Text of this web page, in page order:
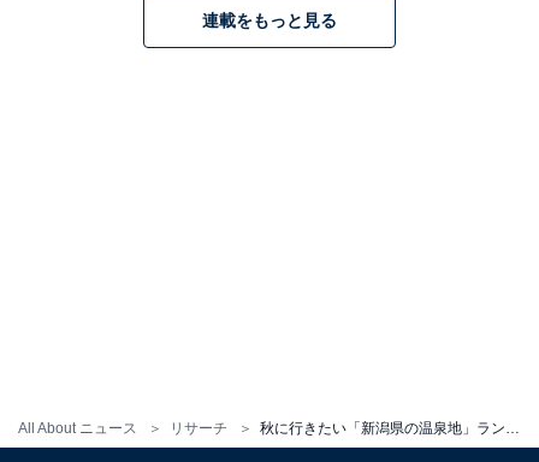
All About ニュース リサーチ
連載をもっと見る